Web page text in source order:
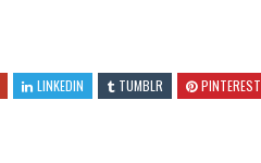
LINKEDIN TUMBLR PINTEREST